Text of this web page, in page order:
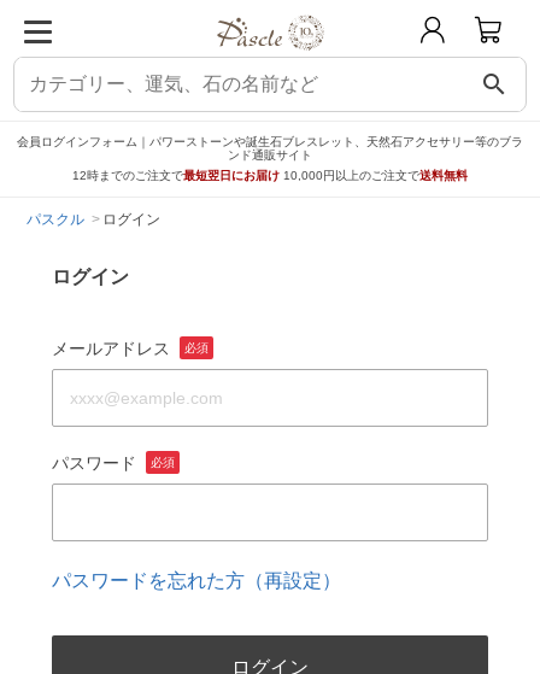
search
会員ログインフォーム｜パワーストーンや誕生石ブレスレット、天然石アクセサリー等のブラ
ンド通販サイト
12時までのご注文で最短翌日にお届け 10,000円以上のご注文で送料無料
パスクル ログイン
ログイン
メールアドレス 必須
パスワード 必須
パスワードを忘れた方（再設定）